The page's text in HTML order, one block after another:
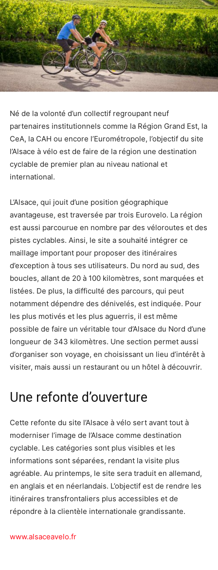
Né de la volonté d’un collectif regroupant neuf
partenaires institutionnels comme la Région Grand Est, la
CeA, la CAH ou encore l’Eurométropole, l’objectif du site
l’Alsace à vélo est de faire de la région une destination
cyclable de premier plan au niveau national et
international.
L’Alsace, qui jouit d’une position géographique
avantageuse, est traversée par trois Eurovelo. La région
est aussi parcourue en nombre par des véloroutes et des
pistes cyclables. Ainsi, le site a souhaité intégrer ce
maillage important pour proposer des itinéraires
d’exception à tous ses utilisateurs. Du nord au sud, des
boucles, allant de 20 à 100 kilomètres, sont marquées et
listées. De plus, la difficulté des parcours, qui peut
notamment dépendre des dénivelés, est indiquée. Pour
les plus motivés et les plus aguerris, il est même
possible de faire un véritable tour d’Alsace du Nord d’une
longueur de 343 kilomètres. Une section permet aussi
d’organiser son voyage, en choisissant un lieu d’intérêt à
visiter, mais aussi un restaurant ou un hôtel à découvrir.
Une refonte d’ouverture
Cette refonte du site l’Alsace à vélo sert avant tout à
moderniser l’image de l’Alsace comme destination
cyclable. Les catégories sont plus visibles et les
informations sont séparées, rendant la visite plus
agréable. Au printemps, le site sera traduit en allemand,
en anglais et en néerlandais. L’objectif est de rendre les
itinéraires transfrontaliers plus accessibles et de
répondre à la clientèle internationale grandissante.
www.alsaceavelo.fr